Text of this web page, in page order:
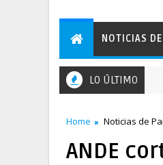
NOTICIAS
LO ÚLTIMO
Home Noticias de
ANDE